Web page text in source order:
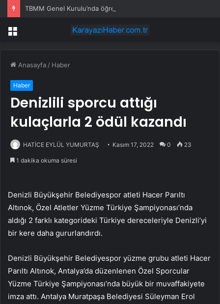
Menü
Anasayfa / Haber
Haber
Denizlili sporcu attığı
kulaçlarla 2 ödül kazandı
HATİCE EYLÜL YUMURTAŞ Kasım 17, 2022 0 23
1 dakika okuma süresi
Denizli Büyükşehir Belediyespor atleti Hacer Parıltı
Altınok, Özel Atletler Yüzme Türkiye Şampiyonası’nda
aldığı 2 farklı kategorideki Türkiye dereceleriyle Denizli’yi
bir kere daha gururlandırdı.
Denizli Büyükşehir Belediyespor yüzme grubu atleti Hacer
Parıltı Altınok, Antalya’da düzenlenen Özel Sporcular
Yüzme Türkiye Şampiyonası’nda büyük bir muvaffakiyete
imza attı. Antalya Muratpaşa Belediyesi Süleyman Erol